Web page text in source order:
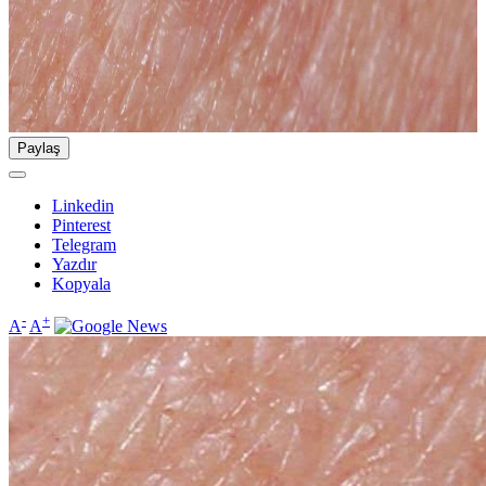
Paylaş
Linkedin
Pinterest
Telegram
Yazdır
Kopyala
A- A+